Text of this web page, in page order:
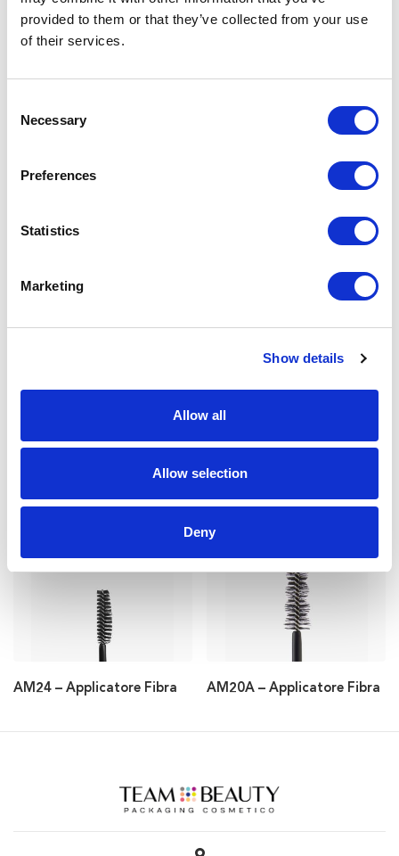
provided to them or that they’ve collected from your use
of their services.
Selection
Necessary
Preferences
Statistics
Marketing
Show details
Allow all
Allow selection
Deny
FP01 – FLACONE DA 7ML
Prodotti correlati
AM24 – Applicatore Fibra AM20A – Applicatore Fibra